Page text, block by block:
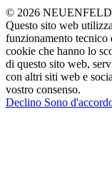
© 2026
Questo sito web
funzionamento tecnico
cookie che hanno lo
di questo sito web,
con altri siti web e
vostro consenso.
Declino Sono